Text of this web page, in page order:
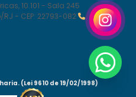
10.101 - Sala 245
- CEP: 22793-082
(21) 3472-
(Lei 9610 de 19/02/1998)